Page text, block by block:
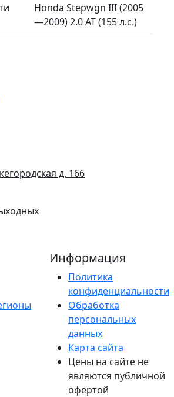
Honda Stepwgn III (2005
—2009) 2.0 AT (155 л.с.)
д. 166
Информация
Политика
конфиденциальности
Обработка
персональных
данных
Карта сайта
Цены на сайте не
являются публичной
офертой